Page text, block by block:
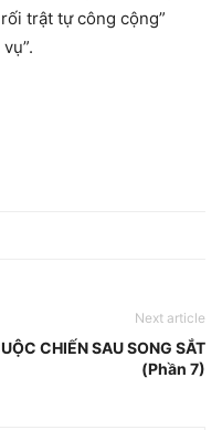
trật tự công cộng”
Next article
CHIẾN SAU SONG SẮT
(Phần 7)